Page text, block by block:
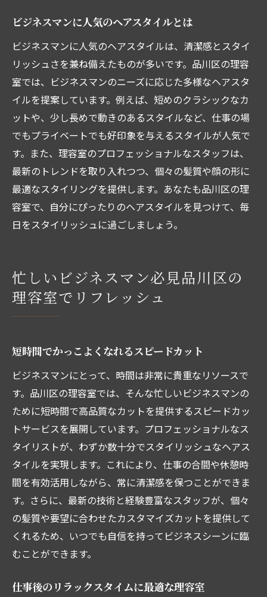
ビジネスマンに人気のヘアスタイルとは
ビジネスマンに人気のヘアスタイルは、清潔感とスタイ
リッシュさを兼ね備えたものが多いです。品川区の理容
室では、ビジネスマンのニーズに応じた多様なヘアスタ
イルを提案しています。例えば、短めのクラシックなカ
ットや、少し長めで動きのあるスタイルなど、仕事の場
でもプライベートでも好印象を与えるスタイルが人気で
す。また、理容室のプロフェッショナルなスタッフは、
最新のトレンドを取り入れつつ、個々の髪質や顔の形に
最適なスタイリングを提供します。あなたも品川区の理
容室で、自分にぴったりのヘアスタイルを見つけて、毎
日をスタイリッシュに過ごしましょう。
忙しいビジネスマン必見品川区の
理容室でリフレッシュ
短時間でかっこよくなれるスピードカット
ビジネスマンにとって、時間は非常に貴重なリソースで
す。品川区の理容室では、そんな忙しいビジネスマンの
ために短時間で高品質なカットを提供するスピードカッ
トサービスを展開しています。プロフェッショナルなス
タイリストが、わずか数十分でスタイリッシュなヘアス
タイルを実現します。これにより、仕事の合間や休憩時
間を有効活用しながら、常に清潔感を保つことができま
す。さらに、最新の技術と経験豊富なスタッフが、個々
の髪質や要望に合わせたカスタマイズカットを提供して
くれるため、いつでも自信を持ってビジネスシーンに臨
むことができます。
仕事後のリラックスタイムに最適な理容室